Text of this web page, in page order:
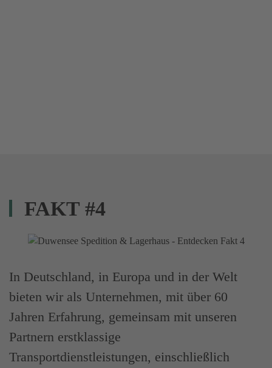
FAKT #4
In Deutschland, in Europa und in der Welt
bieten wir als Unternehmen, mit über 60
Jahren Erfahrung, gemeinsam mit unseren
Partnern erstklassige
Transportdienstleistungen, einschließlich